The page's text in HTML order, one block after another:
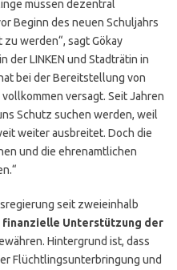
müssen dezentral
Beginn des neuen Schuljahrs
werden“, sagt Gökay
der LINKEN und Stadträtin in
bei der Bereitstellung von
versagt. Seit Jahren
Schutz suchen werden, weil
weiter ausbreitet. Doch die
und die ehrenamtlichen
seit zweieinhalb
Unterstützung der
Hintergrund ist, dass
Flüchtlingsunterbringung und